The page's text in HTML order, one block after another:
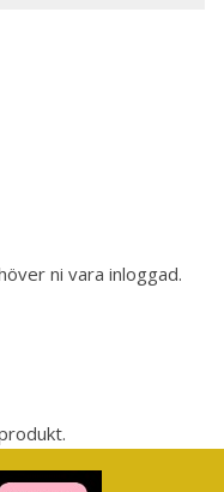
ni vara inloggad.